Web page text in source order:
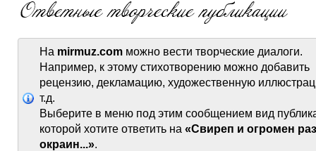
На mirmuz.com можно вести творческие диалоги.
Например, к этому стихотворению можно добавить
рецензию, декламацию, художественную
т.д.
Выберите в меню под этим сообщением вид
которой хотите ответить на «Свиреп и огромен
окраин...».